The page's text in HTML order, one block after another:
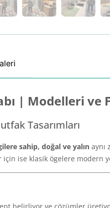
| Modelleri ve
Tasarımları
sahip, doğal ve yalın aynı
için ise klasik ögelere modern